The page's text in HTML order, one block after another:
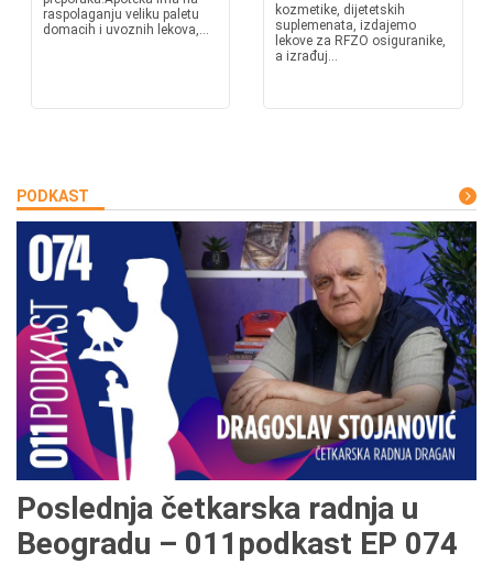
raspolaganju veliku paletu
domacih i uvoznih lekova,...
kozmetike, dijetetskih
suplemenata, izdajemo
lekove za RFZO osiguranike,
a izrađuj...
PODKAST
Poslednja četkarska radnja u
Beogradu – 011podkast EP 074